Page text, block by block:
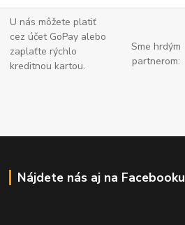
U nás môžete platiť
cez účet GoPay alebo
zaplaťte rýchlo
kreditnou kartou.
Sme hrdým
partnerom:
Nájdete nás aj na Facebooku